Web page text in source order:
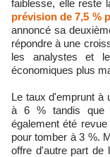
faiblesse, elle reste
prévision de 7,5 %
annoncé sa
répondre à une
les analystes et
économiques plus
Le taux d'emprunt à
à 6 % tandis que
également été
pour tomber à 3 %.
offre d'autre part de